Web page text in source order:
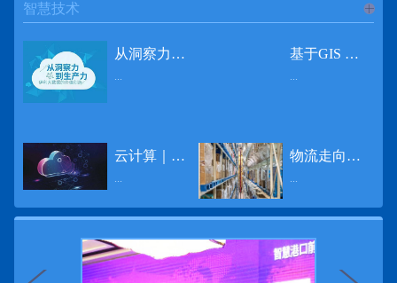
智慧技术
从洞察力到生产力 伊利大数据的价值创造
...
基于GIS 的小城市交通网络分析研究
...
云计算｜边缘计算将为物联网行业带来巨大增长
...
物流走向未来的“魔法师”
...